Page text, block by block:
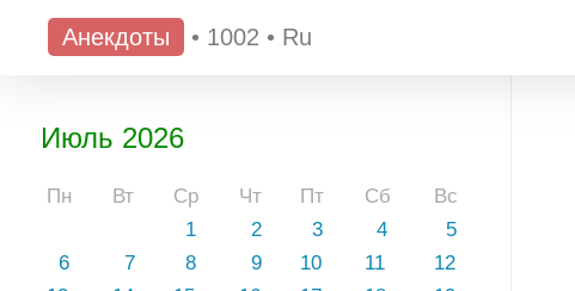
Анекдоты • 1002 • Ru
Июль 2026
Пн Вт Ср Чт Пт Сб
Вс
1
2 3 4
5
6
7 8 9 10 11
12